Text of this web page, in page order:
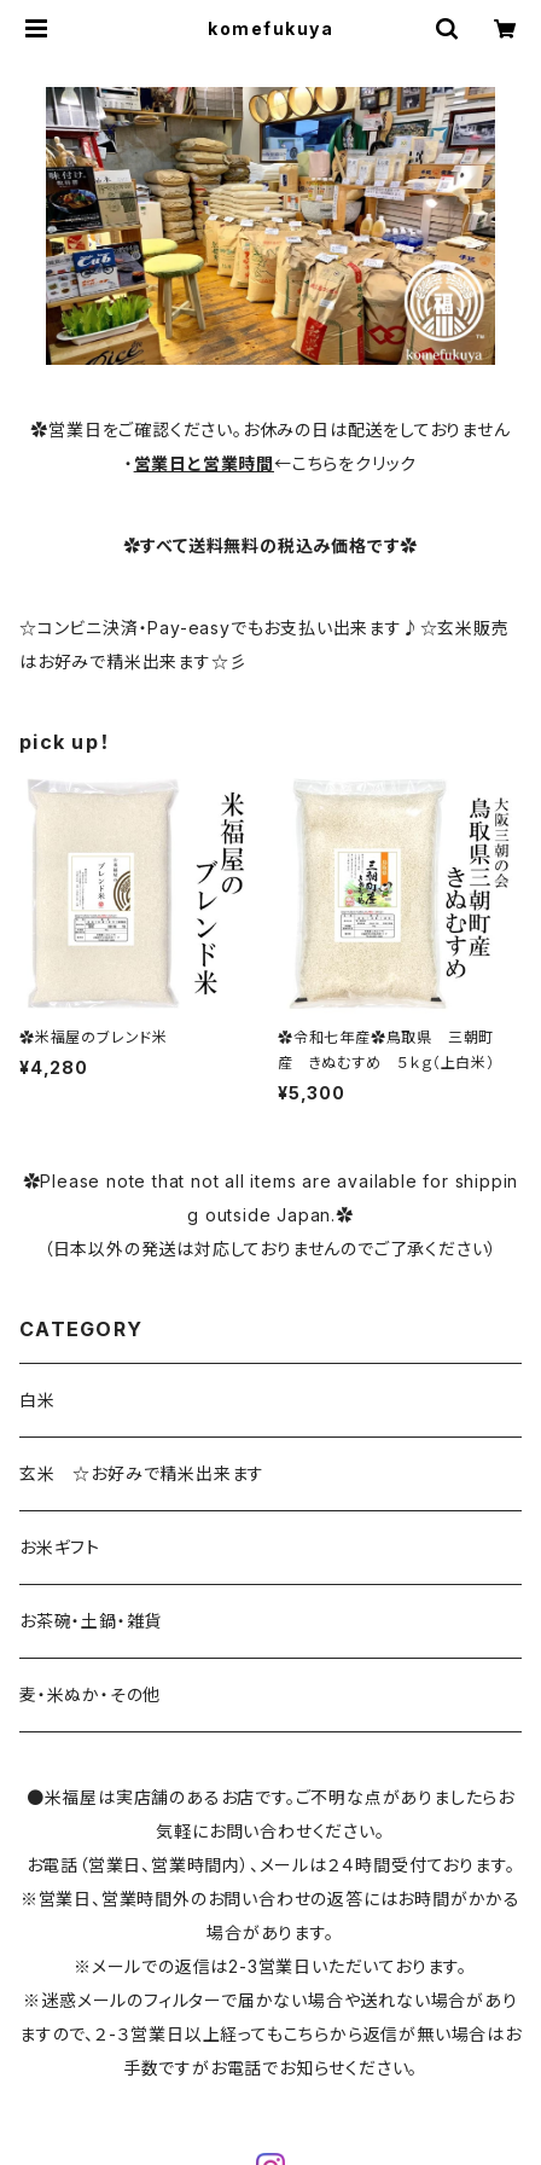
komefukuya
✿営業日をご確認ください。お休みの日は配送をしておりません
・ 営業日と営業時間←こちらをクリック
✿すべて送料無料の税込み価格です✿
☆コンビニ決済・Pay-easyでもお支払い出来ます♪☆玄米販売
はお好みで精米出来ます☆彡
pick up！
✿米福屋のブレンド米
¥4,280
✿令和七年産✿鳥取県 三朝町
産 きぬむすめ ５ｋｇ（上白米）
¥5,300
✿Please note that not all items are available for shippin
g outside Japan.✿
（日本以外の発送は対応しておりませんのでご了承ください）
CATEGORY
白米
玄米 ☆お好みで精米出来ます
お米ギフト
お茶碗・土鍋・雑貨
麦・米ぬか・その他
●米福屋は実店舗のあるお店です。ご不明な点がありましたらお
気軽にお問い合わせください。
お電話（営業日、営業時間内）、メールは２４時間受付ております。
※営業日、営業時間外のお問い合わせの返答にはお時間がかかる
場合があります。
※メールでの返信は2-3営業日いただいております。
※迷惑メールのフィルターで届かない場合や送れない場合があり
ますので、２-３営業日以上経ってもこちらから返信が無い場合はお
手数ですがお電話でお知らせください。